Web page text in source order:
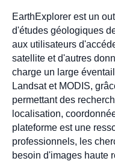
EarthExplorer est un
d'études géologiques
aux utilisateurs
satellite et d'autres
charge un large
Landsat et MODIS,
permettant des
localisation,
plateforme est une
professionnels, les
besoin d'images haute